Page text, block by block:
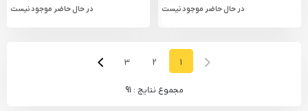
در حال حاضر موجود نیست در حال حاضر موجود نیست
Previous Page
Prev
1
2
3
Next Page
Next
مجموع نتایج : 91